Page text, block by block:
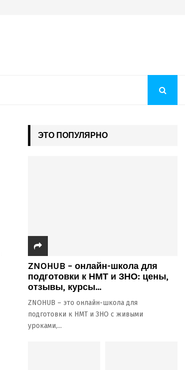
ЭТО ПОПУЛЯРНО
ZNOHUB – онлайн-школа для
подготовки к НМТ и ЗНО: цены,
отзывы, курсы...
ZNOHUB – это онлайн-школа для
подготовки к НМТ и ЗНО с живыми
уроками,...